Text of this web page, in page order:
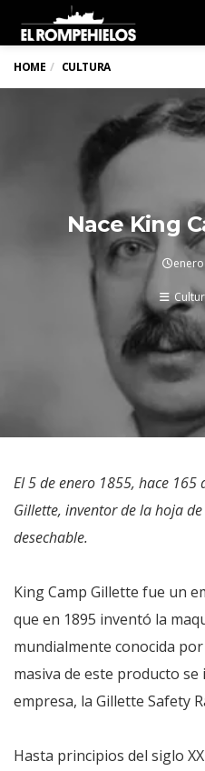
HOME CULTURA
Nace King
El 5 de enero 1855, hace 165
Gillette, inventor de la hoja
desechable.
King Camp Gillette fue un
que en 1895 inventó la
mundialmente conocida
masiva de este producto
empresa, la Gillette Safety
Hasta principios del siglo